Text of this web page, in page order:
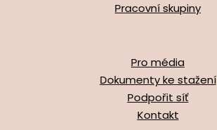
Pracovní skupiny
Pro média
Dokumenty ke stažení
Podpořit síť
Kontakt